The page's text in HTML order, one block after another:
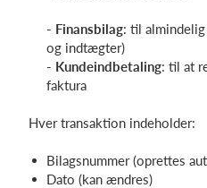
- Finansbilag: til
og indtægter)
- Kundeindbetaling: til at
faktura
Hver transaktion indeholder:
Bilagsnummer (oprettes
Dato (kan ændres)